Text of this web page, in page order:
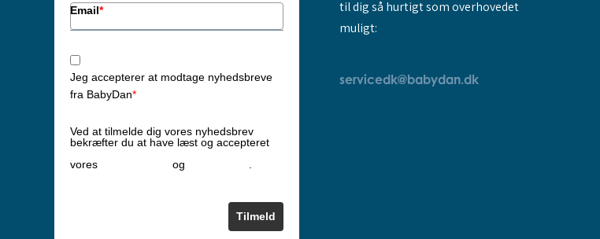
Email*
Jeg accepterer at modtage nyhedsbreve
fra BabyDan*
Ved at tilmelde dig vores nyhedsbrev
bekræfter du at have læst og accepteret
vores
og
Tilmeld
til dig så hurtigt som overhovedet
muligt:
servicedk@babydan.dk